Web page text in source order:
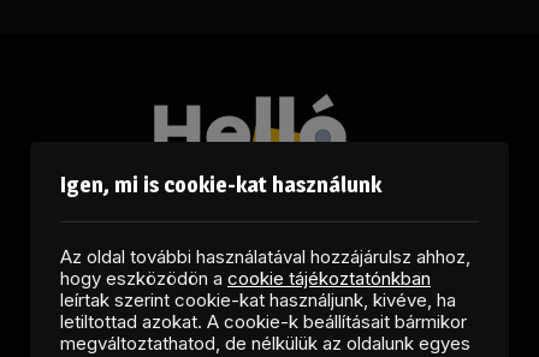
FacebookLinkedInX RSS
Igen, mi is cookie-kat használunk
Az oldal további használatával hozzájárulsz ahhoz,
hogy eszközödön a cookie tájékoztatónkban
leírtak szerint cookie-kat használjunk, kivéve, ha
letiltottad azokat. A cookie-k beállításait bármikor
megváltoztathatod, de nélkülük az oldalunk egyes